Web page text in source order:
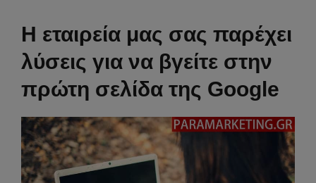
Η εταιρεία μας σας παρέχει
λύσεις για να βγείτε στην
πρώτη σελίδα της Google